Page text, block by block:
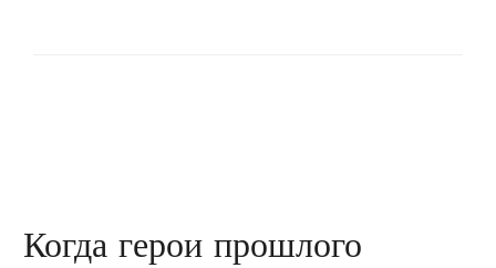
Когда герои прошлого